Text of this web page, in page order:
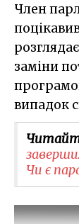
Член
заміни
випадок
Чи є